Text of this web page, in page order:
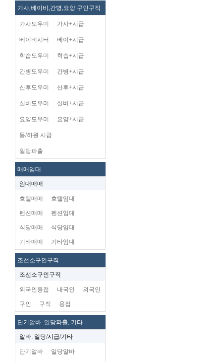
가사,베이비,간병,요양 구인구직
가사도우미 가사+시급
베이비시터 베이+시급
학습도우미 학습+시급
간병도우미 간병+시급
산후도우미 산후+시급
실버도우미 실버+시급
요양도우미 요양+시급
등/하원 시급
일당파출
매매임대
임대매매
호텔매매 호텔임대
펜션매매 펜션임대
식당매매 식당임대
기타매매 기타임대
조선소구인구직
조선소구인구직
외국인용접 내국인 외국인
구인 구직 용접
단기알바. 일당파출, 기타
알바: 일당/시급/기타
단기알바 일당알바